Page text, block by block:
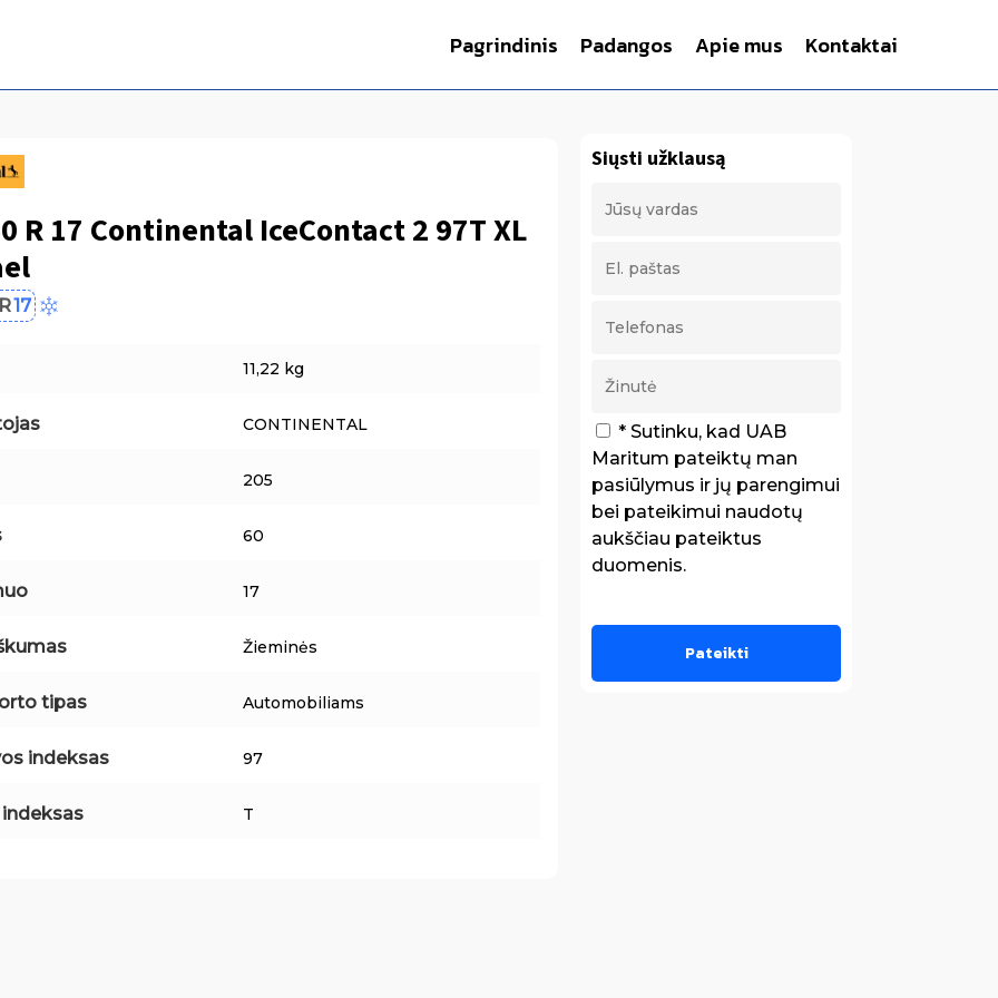
Pagrindinis Padangos Apie mus Kontaktai
R 17 Continental IceContact 2 97T XL
R17
11,22 kg
CONTINENTAL
205
60
17
Žieminės
tipas Automobiliams
indeksas 97
indeksas T
Siųsti užklausą
* Sutinku, kad UAB
Maritum pateiktų man
pasiūlymus ir jų parengimui
bei pateikimui naudotų
aukščiau pateiktus
duomenis.